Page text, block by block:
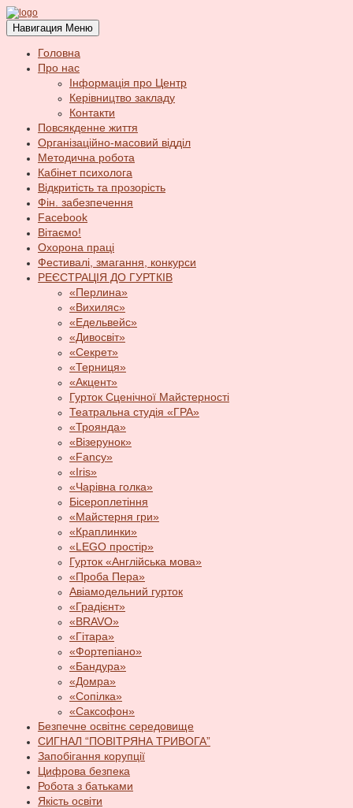
Навигация Меню
Головна
Про нас
Інформація про Центр
Керівництво закладу
Контакти
Повсякденне життя
Організаційно-масовий відділ
Методична робота
Кабінет психолога
Відкритість та прозорість
Фін. забезпечення
Facebook
Вітаємо!
Охорона праці
Фестивалі, змагання, конкурси
РЕЄСТРАЦІЯ ДО ГУРТКІВ
«Перлина»
«Вихиляс»
«Едельвейс»
«Дивосвіт»
«Секрет»
«Терниця»
«Акцент»
Гурток Сценічної Майстерності
Театральна студія «ГРА»
«Троянда»
«Візерунок»
«Fancy»
«Iris»
«Чарівна голка»
Бісероплетіння
«Майстерня гри»
«Краплинки»
«LEGO простір»
Гурток «Англійська мова»
«Проба Пера»
Авіамодельний гурток
«Градієнт»
«BRAVO»
«Гітара»
«Фортепіано»
«Бандура»
«Домра»
«Сопілка»
«Саксофон»
Безпечне освітнє середовище
СИГНАЛ “ПОВІТРЯНА ТРИВОГА”
Запобігання корупції
Цифрова безпека
Робота з батьками
Якість освіти